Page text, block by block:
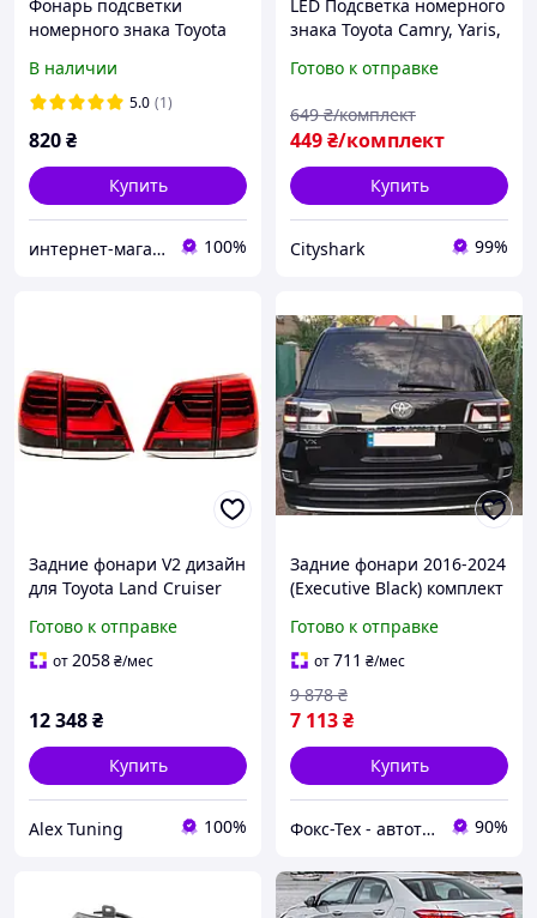
Фонарь подсветки
номерного знака Toyota
120/Land Cruiser
200/Lexus GX470,
В наличии
5.0 (1)
820₴
Купить
интернет-магазин Автотюн 100%
LED Подсветка номерного
знака Toyota Camry, Yaris,
Штатная подсветка
2 шт.
Готово к отправке
449₴/комплект
649 ₴/комплект
Купить
Сityshark 99%
Задние фонари V2 дизайн
для Toyota Land Cruiser
Готово к отправке
от2058₴/мес
12 348₴
Купить
Alex Tuning 100%
Задние фонари 2016-2024
(Executive Black) комплект
200 2007-2021 гг
Готово к отправке
от711 ₴/мес
7 113₴
9 878 ₴
Купить
Фокс-Тех - автотюнинг 90%